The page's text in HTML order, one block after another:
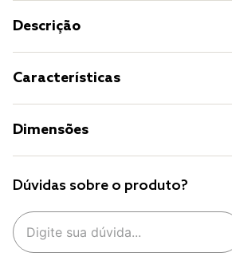
Descrição
Características
Dimensões
Dúvidas sobre o produto?